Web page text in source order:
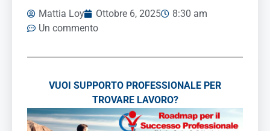
Mattia Loy Ottobre 6, 2025
8:30 am
Un commento
VUOI SUPPORTO PROFESSIONALE PER
TROVARE LAVORO?